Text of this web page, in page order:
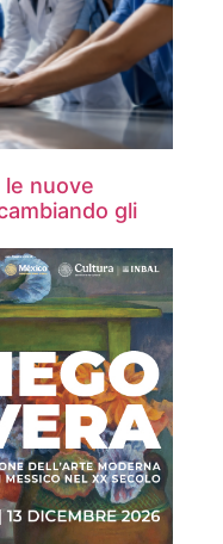
le nuove
gli